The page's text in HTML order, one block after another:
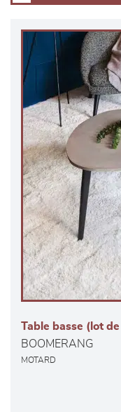
Table basse (lot
BOOMERANG
MOTARD